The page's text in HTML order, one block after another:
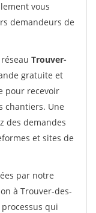
vous
demandeurs de
Trouver-
gratuite et
pour recevoir
chantiers. Une
des demandes
et sites de
par notre
à Trouver-des-
qui